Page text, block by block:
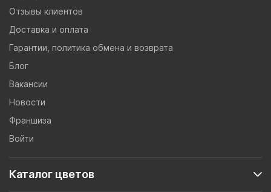
Отзывы клиентов
Доставка и оплата
Гарантии, политика обмена и возврата
Блог
Вакансии
Новости
Франшиза
Войти
Каталог цветов